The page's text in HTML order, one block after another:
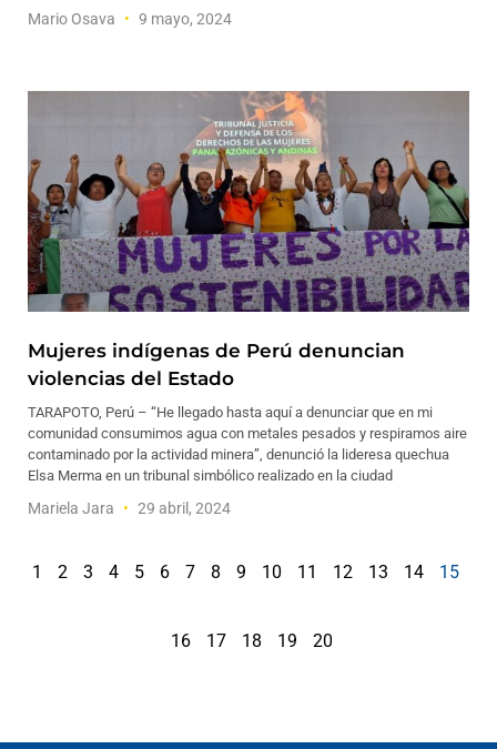
Mario Osava 9 mayo, 2024
Mujeres indígenas de Perú denuncian
violencias del Estado
TARAPOTO, Perú – “He llegado hasta aquí a denunciar que en mi
comunidad consumimos agua con metales pesados y respiramos aire
contaminado por la actividad minera”, denunció la lideresa quechua
Elsa Merma en un tribunal simbólico realizado en la ciudad
Mariela Jara 29 abril, 2024
1 2 3 4 5 6 7 8 9 10 11 12 13 14 15
16 17 18 19 20